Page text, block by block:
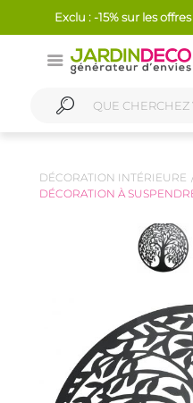
Exclu : -15% sur les
DÉCORATION INTÉRIEURE
DÉCORATION À